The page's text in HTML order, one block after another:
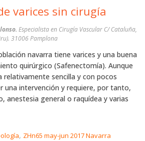
varices sin cirugía
Especialista en Cirugía Vascular C/ Cataluña,
31006 Pamplona
navarra tiene varices y una buena
quirúrgico (Safenectomía). Aunque
relativamente sencilla y con pocos
una intervención y requiere, por tanto,
anestesia general o raquídea y varias
, ZHn65 may-jun 2017 Navarra